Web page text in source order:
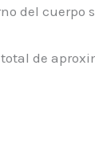
del cuerpo
de